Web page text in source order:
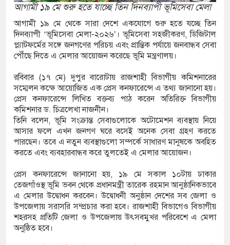
অভিযানে নারীসহ ৭ মাদক কারবারি গ্রেফতার,
প্রদীপ রাওয়াত মারা গেছেন
ফুটবলারের সঙ্গে প্রেমের গুঞ্জন নিয়ে যা
যা বললেন অভিনেত্রী ম্রুণাল ঠাকুর
বছর ধরে ফ্রিজে রাখলেন ছেলে
হেনস্তা হলাম, খুব ব্যথিত হয়েছি: ভারপ্রাপ্ত রাষ্ট্রপতি
আগামী ১৯ মে শুরু হতে যাচ্ছে তিন দিনব্যাপী ভূমিসেবা মেলা
আগামী ১৯ মে থেকে সারা দেশে একযোগে শুরু হতে যচ্ছে তিন
দিনব্যাপী ‘ভূমিসেবা মেলা-২০২৬’। ভূমিসেবা সহজীকরণ, ডিজিটাল
প্ল্যাটফর্মের সঙ্গে জনগণের পরিচয় এবং প্রান্তিক পর্যায়ে জনবান্ধব সেবা
পৌঁছে দিতে এ মেলার আয়োজন করেছে ভূমি মন্ত্রণালয়।
রবিবার (১৭ মে) দুপুর বারোটায় রাজশাহী বিভাগীয় কমিশনারের
সম্মেলন কক্ষে আয়োজিত এক প্রেস কনফারেন্সে এ তথ্য জানানো হয়।
প্রেস কনফারেন্সে লিখিত বক্তব্য পাঠ করেন অতিরিক্ত বিভাগীয়
কমিশনার ড. চিত্রলেখা নাজনীন।
তিনি বলেন, ভূমি সংক্রান্ত সেবাগুলোকে অটোমেশন ব্যবস্থায় নিয়ে
আসার ফলে এখন জনগণ ঘরে বসেই অনেক সেবা গ্রহণ করতে
পারছেন। তবে এ নতুন ব্যবস্থাগুলো সম্পর্কে সাধারণ মানুষকে অবহিত
করতে এবং ব্যবহারবান্ধব করে তুলতেই এ মেলার আয়োজন।
প্রেস কনফারেন্সে জানানো হয়, ১৯ মে সকাল ১০টায় ঢাকার
তেজগাঁওস্থ ভূমি ভবন থেকে প্রধানমন্ত্রী তারেক রহমান আনুষ্ঠানিকভাবে
এ মেলার উদ্বোধন করবেন। উদ্বোধনী অনুষ্ঠান দেশের সব জেলা ও
উপজেলায় সরাসরি সম্প্রচার করা হবে। রাজশাহী বিভাগেও বিভাগীয়
শহরসহ প্রতিটি জেলা ও উপজেলায় উৎসবমুখর পরিবেশে এ মেলা
অনুষ্ঠিত হবে।